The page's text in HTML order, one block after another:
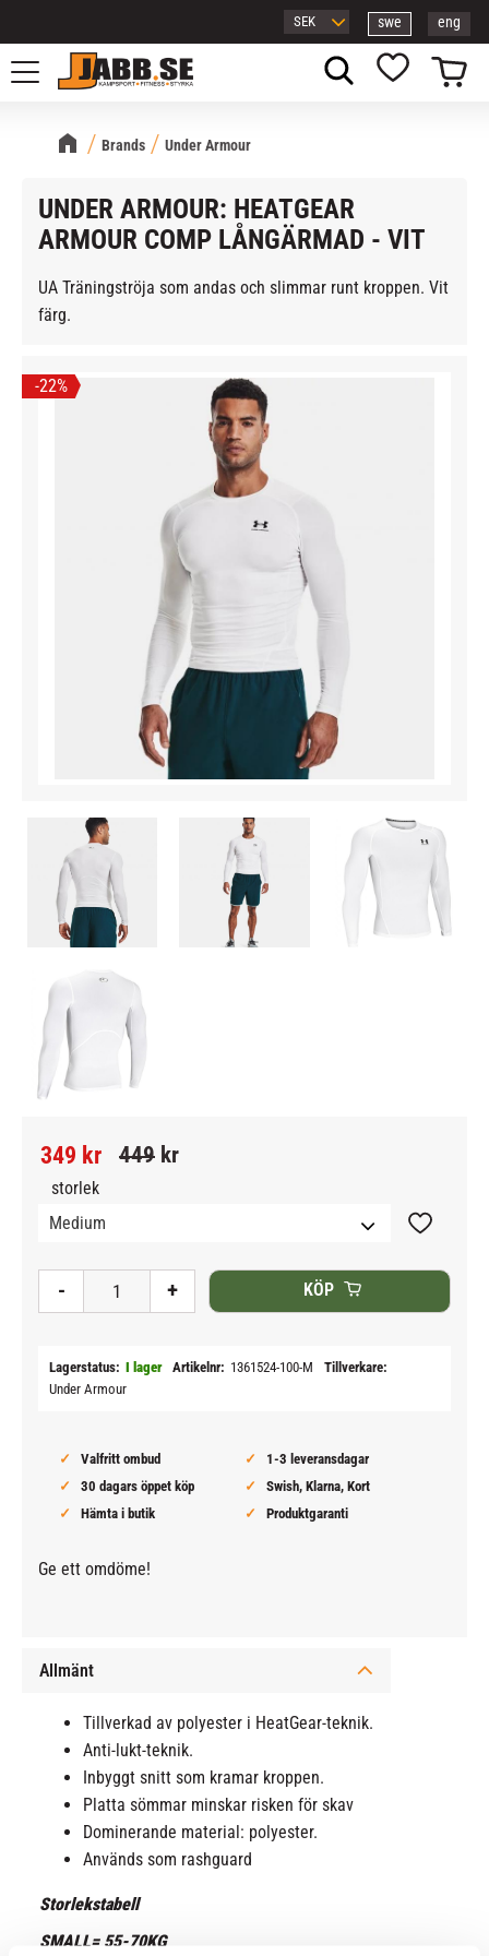
Meny
swe eng
Favoriter
Kundvagn
Brands Under Armour
UNDER ARMOUR: HEATGEAR
ARMOUR COMP LÅNGÄRMAD - VIT
UA Träningströja som andas och slimmar runt kroppen. Vit
färg.
22%
Nedsatt pris:
349 kr Ordinarie pris:
449 kr
storlek
+
- KÖP
Lägg till
Lagerstatus I lager Artikelnr 1361524-100-M
Tillverkare
Under Armour
Valfritt ombud
1-3 leveransdagar
30 dagars öppet köp
Swish, Klarna, Kort
Hämta i butik
Produktgaranti
Ge ett omdöme!
Allmänt
Tillverkad av polyester i HeatGear-teknik.
Anti-lukt-teknik.
Inbyggt snitt som kramar kroppen.
Platta sömmar minskar risken för skav
Dominerande material: polyester.
Används som rashguard
Storlekstabell
SMALL= 55-70KG